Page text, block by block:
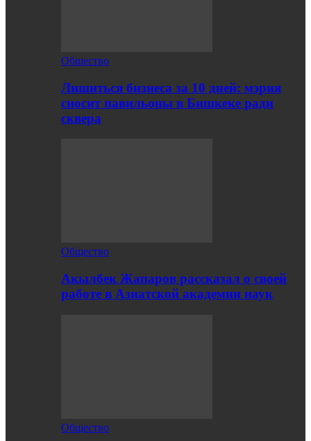
Общество
Лишиться бизнеса за 10 дней: мэрия
сносит павильоны в Бишкеке ради
сквера
Общество
Акылбек Жапаров рассказал о своей
работе в Азиатской академии наук
Общество